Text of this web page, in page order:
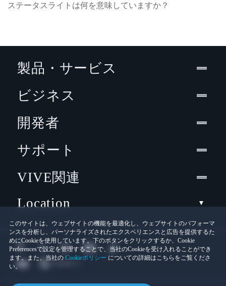
ステータスライトは何を意味していますか？
このサイトは、ウェブサイトの機能を最適化し、ウェブサイトのパフォーマ
ンスを分析し、パーソナライズされたエクスペリエンスと広告を提供するた
めにCookieを使用しています。下のボタンをクリックするか、Cookie
Preferencesで設定を管理することで、当社のCookieを受け入れることができ
ます。また、当社の Cookieポリシー についての詳細はこちらをご覧くださ
い。
製品・サービス
ビジネス
開発者
サポート
VIVE関連
Location